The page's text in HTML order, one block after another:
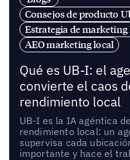
Consejos de producto
Estrategia de marketing
AEO marketing local
Qué es UB-I: el
convierte el caos
rendimiento local
UB-I es la IA agéntica
rendimiento local: un
supervisa cada
importante y hace el